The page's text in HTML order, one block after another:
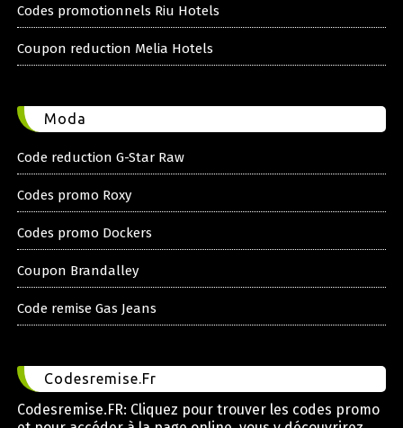
Codes promotionnels Riu Hotels
Coupon reduction Melia Hotels
Moda
Code reduction G-Star Raw
Codes promo Roxy
Codes promo Dockers
Coupon Brandalley
Code remise Gas Jeans
Codesremise.Fr
Codesremise.FR: Cliquez pour trouver les codes promo